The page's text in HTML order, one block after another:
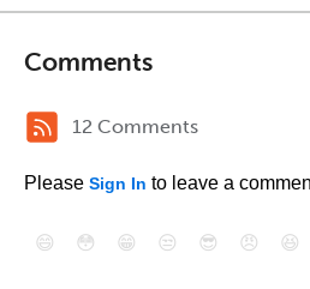
Comments
12 Comments
Please Sign In to leave a
😄 😳 😁 😒 😎 😠 😆